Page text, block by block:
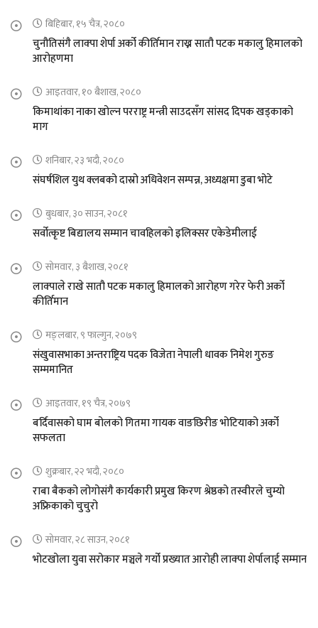
बिहिबार, १५ चैत्र, २०८०
चुनौतिसंगै लाक्पा शेर्पा अर्को कीर्तिमान राख्न सातौ पटक मकालु हिमालको
आरोहणमा
आइतवार, १० बैशाख, २०८०
किमाथांका नाका खोल्न परराष्ट्र मन्त्री साउदसँग सांसद दिपक खड्काको
माग
शनिबार, २३ भदौ, २०८०
संघर्षशिल युथ क्लबको दास्रो अधिवेशन सम्पन्न, अध्यक्षमा डुबा भोटे
बुधबार, ३० साउन, २०८१
सर्वोत्कृष्ट बिद्यालय सम्मान चावहिलको इलिक्सर एकेडेमीलाई
सोमवार, ३ बैशाख, २०८१
लाक्पाले राखे सातौ पटक मकालु हिमालको आरोहण गरेर फेरी अर्को
कीर्तिमान
मङ्लबार, ९ फाल्गुन, २०७९
संखुवासभाका अन्तराष्ट्रिय पदक विजेता नेपाली धावक निमेश गुरुङ
सम्ममानित
आइतवार, १९ चैत्र, २०७९
बर्दिवासको घाम बोलको गितमा गायक वाङछिरीङ भोटियाको अर्को
सफलता
शुक्रबार, २२ भदौ, २०८०
राबा बैकको लोगोसंगै कार्यकारी प्रमुख किरण श्रेष्ठको तस्वीरले चुम्यो
अफ्रिकाको चुचुरो
सोमवार, २८ साउन, २०८१
भोटखोला युवा सरोकार मञ्चले गर्यो प्रख्यात आरोही लाक्पा शेर्पालाई सम्मान